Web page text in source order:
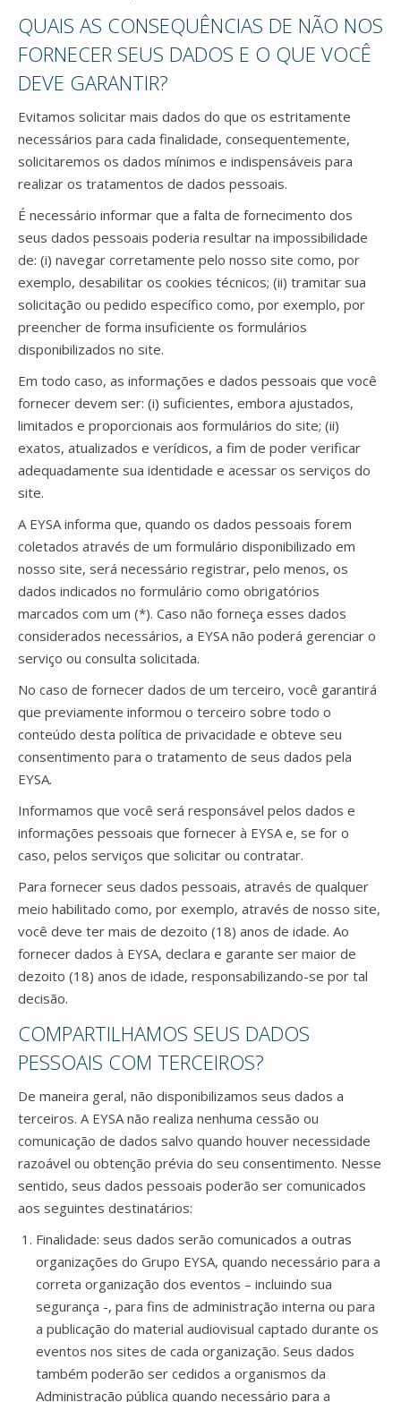
QUAIS AS CONSEQUÊNCIAS DE NÃO NOS
FORNECER SEUS DADOS E O QUE VOCÊ
DEVE GARANTIR?
Evitamos solicitar mais dados do que os estritamente
necessários para cada finalidade, consequentemente,
solicitaremos os dados mínimos e indispensáveis para
realizar os tratamentos de dados pessoais.
É necessário informar que a falta de fornecimento dos
seus dados pessoais poderia resultar na impossibilidade
de: (i) navegar corretamente pelo nosso site como, por
exemplo, desabilitar os cookies técnicos; (ii) tramitar sua
solicitação ou pedido específico como, por exemplo, por
preencher de forma insuficiente os formulários
disponibilizados no site.
Em todo caso, as informações e dados pessoais que você
fornecer devem ser: (i) suficientes, embora ajustados,
limitados e proporcionais aos formulários do site; (ii)
exatos, atualizados e verídicos, a fim de poder verificar
adequadamente sua identidade e acessar os serviços do
site.
A EYSA informa que, quando os dados pessoais forem
coletados através de um formulário disponibilizado em
nosso site, será necessário registrar, pelo menos, os
dados indicados no formulário como obrigatórios
marcados com um (*). Caso não forneça esses dados
considerados necessários, a EYSA não poderá gerenciar o
serviço ou consulta solicitada.
No caso de fornecer dados de um terceiro, você garantirá
que previamente informou o terceiro sobre todo o
conteúdo desta política de privacidade e obteve seu
consentimento para o tratamento de seus dados pela
EYSA.
Informamos que você será responsável pelos dados e
informações pessoais que fornecer à EYSA e, se for o
caso, pelos serviços que solicitar ou contratar.
Para fornecer seus dados pessoais, através de qualquer
meio habilitado como, por exemplo, através de nosso site,
você deve ter mais de dezoito (18) anos de idade. Ao
fornecer dados à EYSA, declara e garante ser maior de
dezoito (18) anos de idade, responsabilizando-se por tal
decisão.
COMPARTILHAMOS SEUS DADOS
PESSOAIS COM TERCEIROS?
De maneira geral, não disponibilizamos seus dados a
terceiros. A EYSA não realiza nenhuma cessão ou
comunicação de dados salvo quando houver necessidade
razoável ou obtenção prévia do seu consentimento. Nesse
sentido, seus dados pessoais poderão ser comunicados
aos seguintes destinatários:
Finalidade: seus dados serão comunicados a outras
organizações do Grupo EYSA, quando necessário para a
correta organização dos eventos – incluindo sua
segurança -, para fins de administração interna ou para
a publicação do material audiovisual captado durante os
eventos nos sites de cada organização. Seus dados
também poderão ser cedidos a organismos da
Administração pública quando necessário para a